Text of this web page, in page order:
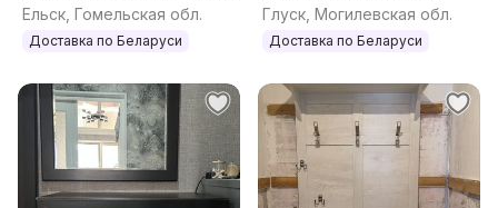
Ельск, Гомельская обл.
Доставка по Беларуси
Глуск, Могилевская обл.
Доставка по Беларуси